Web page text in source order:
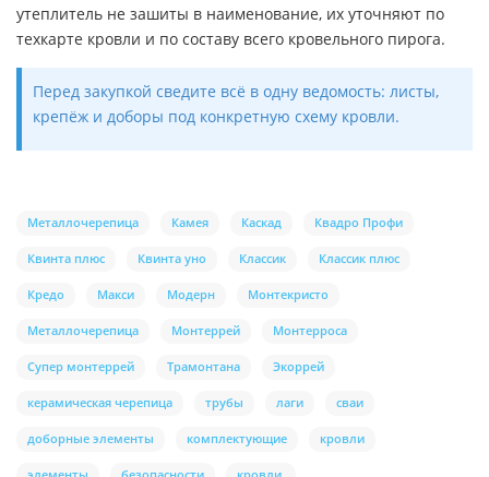
утеплитель не зашиты в наименование, их уточняют по
техкарте кровли и по составу всего кровельного пирога.
Перед закупкой сведите всё в одну ведомость: листы,
крепёж и доборы под конкретную схему кровли.
Металлочерепица Камея Каскад Квадро Профи
Квинта плюс Квинта уно Классик Классик плюс
Кредо Макси Модерн Монтекристо
Металлочерепица Монтеррей Монтерроса
Супер монтеррей Трамонтана Экоррей
керамическая черепица трубы лаги сваи
доборные элементы комплектующие кровли